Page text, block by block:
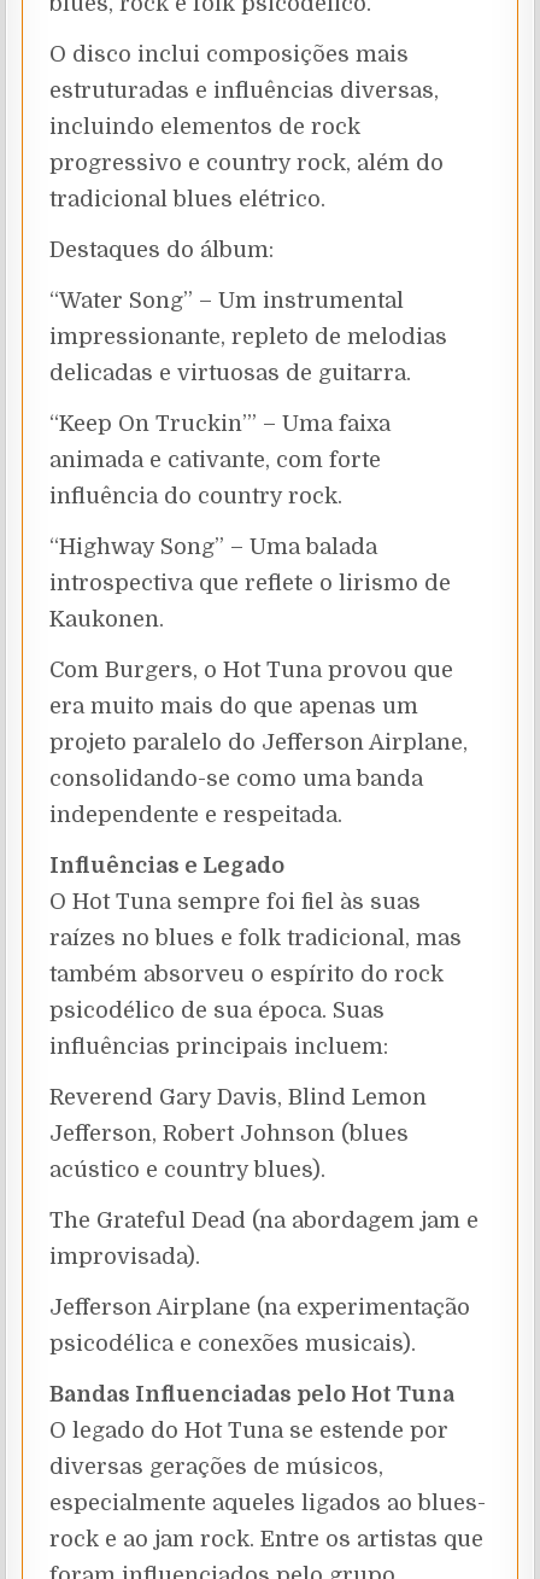
O disco inclui composições mais
estruturadas e influências diversas,
incluindo elementos de rock
progressivo e country rock, além do
tradicional blues elétrico.
Destaques do álbum:
“Water Song” – Um instrumental
impressionante, repleto de melodias
delicadas e virtuosas de guitarra.
“Keep On Truckin’” – Uma faixa
animada e cativante, com forte
influência do country rock.
“Highway Song” – Uma balada
introspectiva que reflete o lirismo de
Kaukonen.
Com Burgers, o Hot Tuna provou que
era muito mais do que apenas um
projeto paralelo do Jefferson Airplane,
consolidando-se como uma banda
independente e respeitada.
Influências e Legado
O Hot Tuna sempre foi fiel às suas
raízes no blues e folk tradicional, mas
também absorveu o espírito do rock
psicodélico de sua época. Suas
influências principais incluem:
Reverend Gary Davis, Blind Lemon
Jefferson, Robert Johnson (blues
acústico e country blues).
The Grateful Dead (na abordagem jam e
improvisada).
Jefferson Airplane (na experimentação
psicodélica e conexões musicais).
Bandas Influenciadas pelo Hot Tuna
O legado do Hot Tuna se estende por
diversas gerações de músicos,
especialmente aqueles ligados ao blues-
rock e ao jam rock. Entre os artistas que